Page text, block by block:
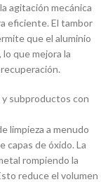
agitación mecánica
eficiente. El tambor
que el aluminio
que mejora la
y subproductos con
limpieza a menudo
capas de óxido. La
rompiendo la
reduce el volumen